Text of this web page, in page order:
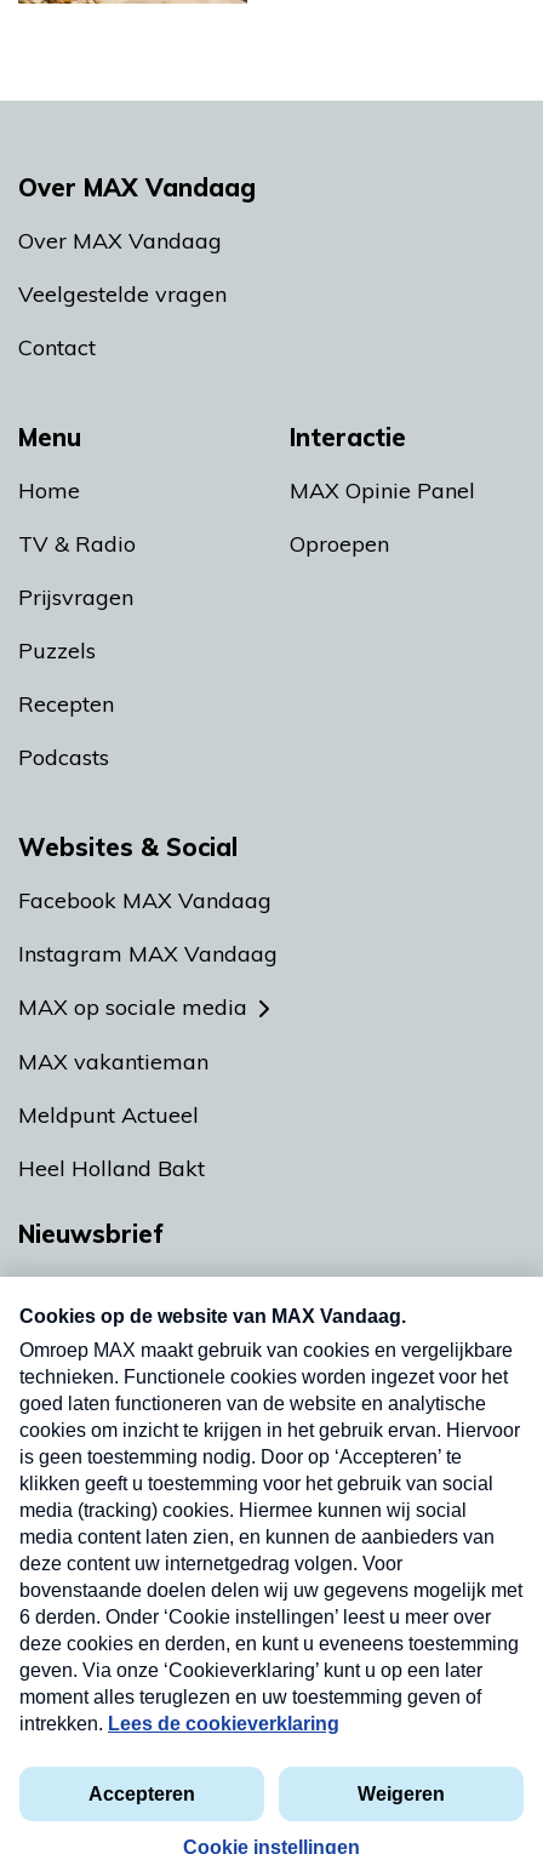
Menu
Home
TV & Radio
Prijsvragen
Puzzels
Recepten
Podcasts
Interactie
MAX Opinie Panel
Oproepen
Over MAX Vandaag
Over MAX Vandaag
Veelgestelde vragen
Contact
Websites & Social
Facebook MAX Vandaag
Instagram MAX Vandaag
MAX op sociale media
MAX vakantieman
Meldpunt Actueel
Heel Holland Bakt
Nieuwsbrief
nieuwsbrief. Elke vrijdag- en dinsdagochtend in
uw mailbox.
Verzend
Privacyverklaring
Cookieverklaring
Kwetsbaarheid melden
Copyright © 2026 MAX Vandaag - Omroep MAX
Nieuwsbrief
Neem hier een gratis abonnement op onze
nieuwsbrief. Elke vrijdag- en dinsdagochtend in uw